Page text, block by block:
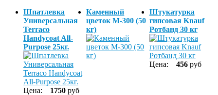
Шпатлевка
Универсальная
Terraco
Handycoat All-
Purpose 25кг.
Цена: 1750 руб
Каменный
цветок М-300 (50
кг)
Штукатурка
гипсовая Knauf
Ротбанд 30 кг
Цена: 456руб